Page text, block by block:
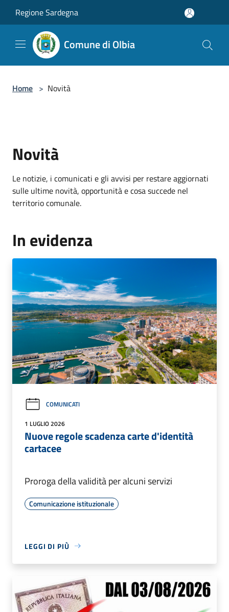
Regione Sardegna
Comune di Olbia
Home > Novità
Novità
Le notizie, i comunicati e gli avvisi per restare aggiornati
sulle ultime novità, opportunità e cosa succede nel
territorio comunale.
In evidenza
COMUNICATI
1 LUGLIO 2026
Nuove regole scadenza carte d'identità
cartacee
Proroga della validità per alcuni servizi
Comunicazione istituzionale
LEGGI DI PIÙ